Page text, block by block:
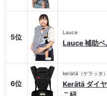
5位
Lauce
Lauce 補助ベ
6位
kerätä（ケラッタ）
Kerätä ダイ